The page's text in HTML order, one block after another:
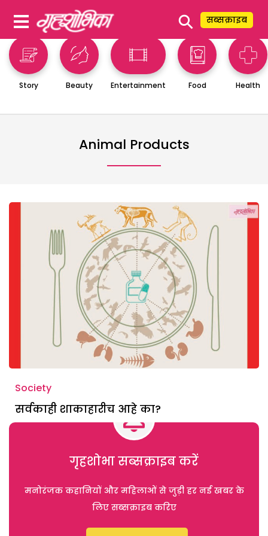
⚲ सब्सक्राइब
Story Beauty Entertainment Food Health
Animal Products
Society
सर्वकाही शाकाहारीच आहे का?
गृहशोभा सब्सक्राइब करें
मनोरंजक कहानियों और महिलाओं से जुड़ी हर नई खबर के
लिए सब्सक्राइब करिए